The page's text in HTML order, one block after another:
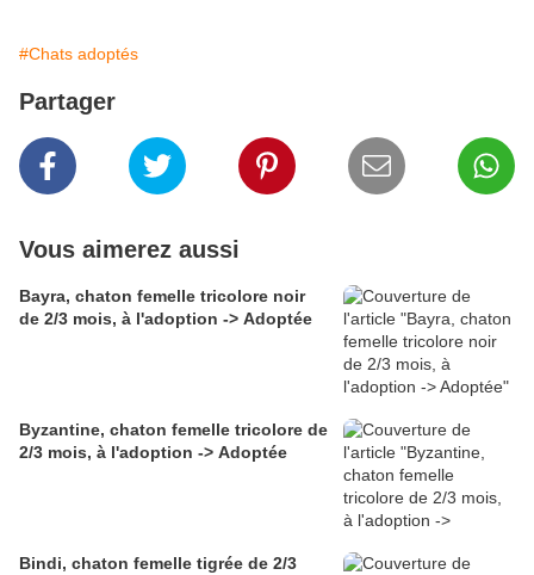
#Chats adoptés
Partager
Vous aimerez aussi
Bayra, chaton femelle tricolore noir
de 2/3 mois, à l'adoption -> Adoptée
Byzantine, chaton femelle tricolore de
2/3 mois, à l'adoption -> Adoptée
Bindi, chaton femelle tigrée de 2/3